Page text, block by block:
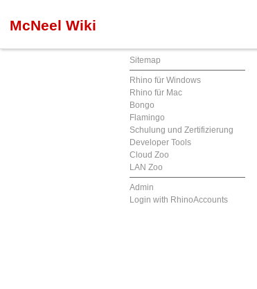
McNeel Wiki
Sitemap
Rhino für Windows
Rhino für Mac
Bongo
Flamingo
Schulung und Zertifizierung
Developer Tools
Cloud Zoo
LAN Zoo
Admin
Login with RhinoAccounts